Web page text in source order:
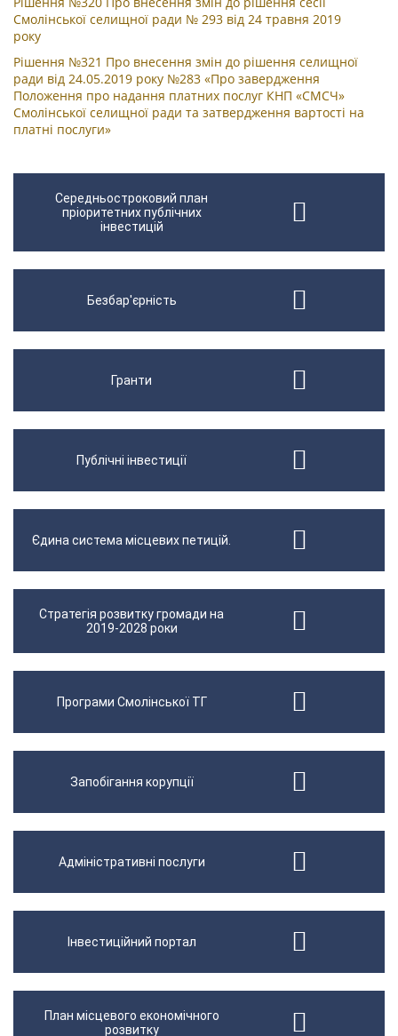
Смолінської селищної ради № 293 від 24 травня 2019
року
Рішення №321 Про внесення змін до рішення селищної
ради від 24.05.2019 року №283 «Про завердження
Положення про надання платних послуг КНП «СМСЧ»
Смолінської селищної ради та затвердження вартості на
платні послуги»
Середньостроковий план
пріоритетних публічних
інвестицій
Безбар'єрність
Гранти
Публічні інвестиції
Єдина система місцевих петицій.
Стратегія розвитку громади на
2019-2028 роки
Програми Смолінської ТГ
Запобігання корупції
Адміністративні послуги
Інвестиційний портал
План місцевого економічного
розвитку